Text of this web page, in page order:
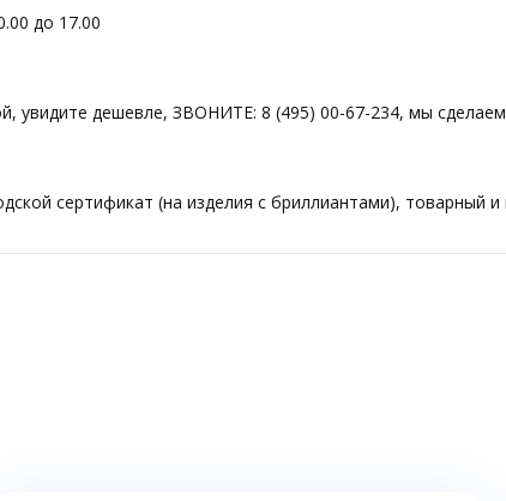
до 17.00
увидите дешевле, ЗВОНИТЕ: 8 (495) 00-67-234, мы
сертификат (на изделия с бриллиантами), товарный и